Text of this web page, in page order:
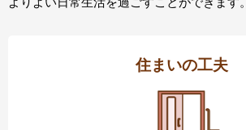
住まいの工夫